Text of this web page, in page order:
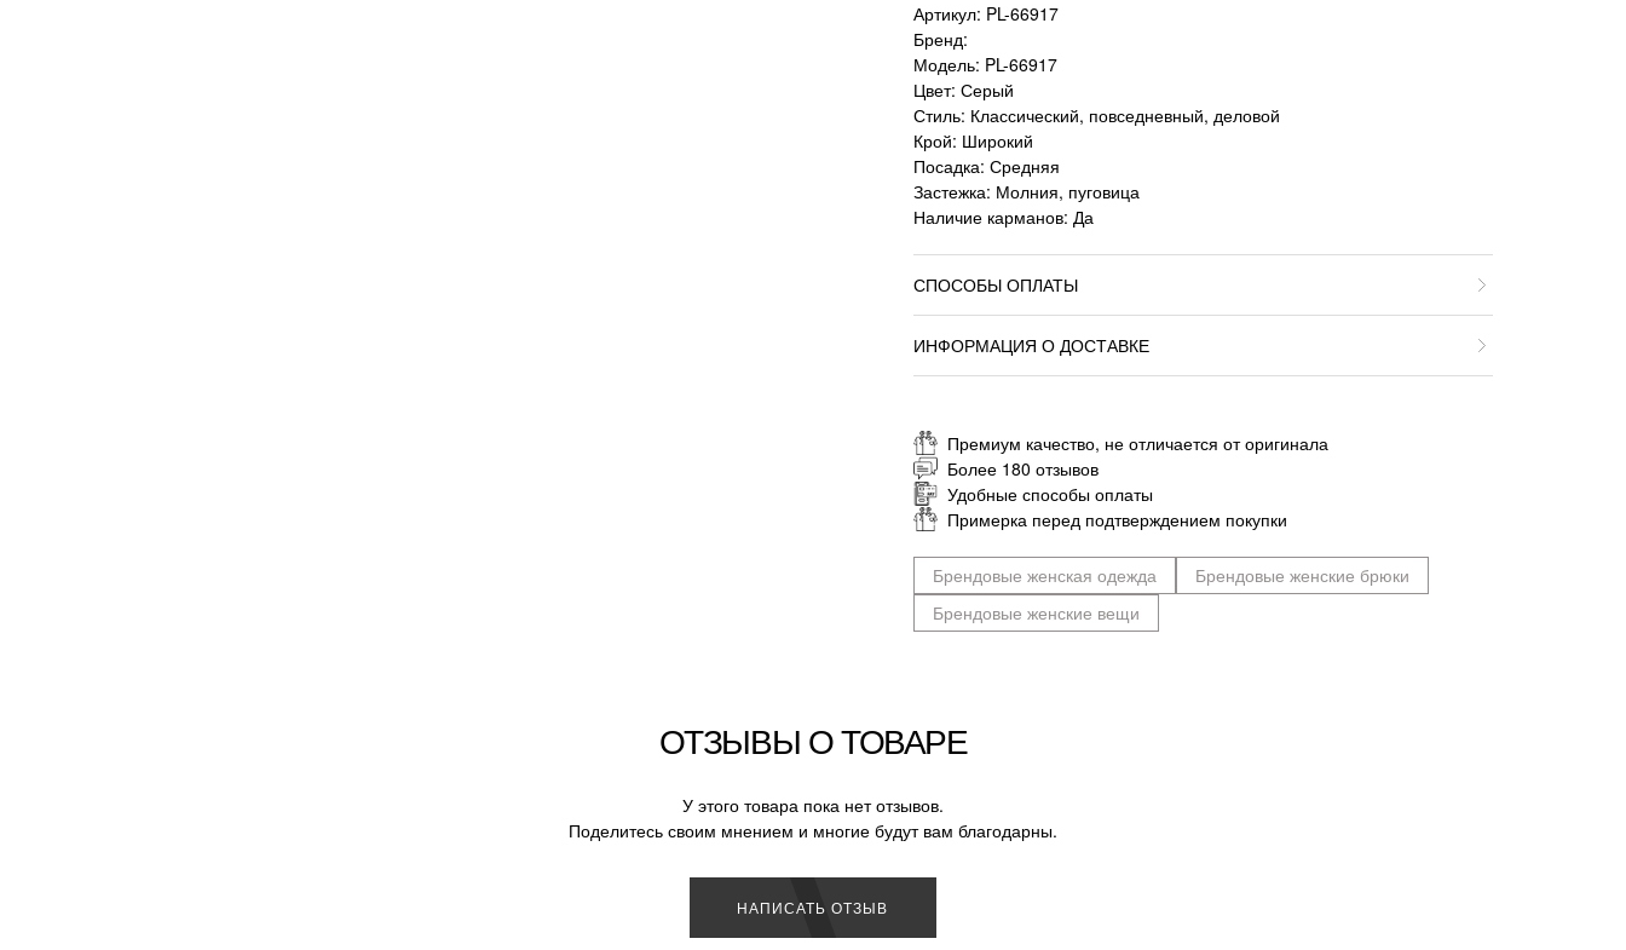
Артикул: PL-66917
Бренд:
Модель: PL-66917
Цвет: Серый
Стиль: Классический, повседневный, деловой
Крой: Широкий
Посадка: Средняя
Застежка: Молния, пуговица
Наличие карманов: Да
СПОСОБЫ ОПЛАТЫ
ИНФОРМАЦИЯ О ДОСТАВКЕ
Премиум качество, не отличается от оригинала
Более 180 отзывов
Удобные способы оплаты
Примерка перед подтверждением покупки
Брендовые женская одежда
Брендовые женские брюки
Брендовые женские вещи
ОТЗЫВЫ О ТОВАРЕ
У этого товара пока нет отзывов.
Поделитесь своим мнением и многие будут вам благодарны.
НАПИСАТЬ ОТЗЫВ